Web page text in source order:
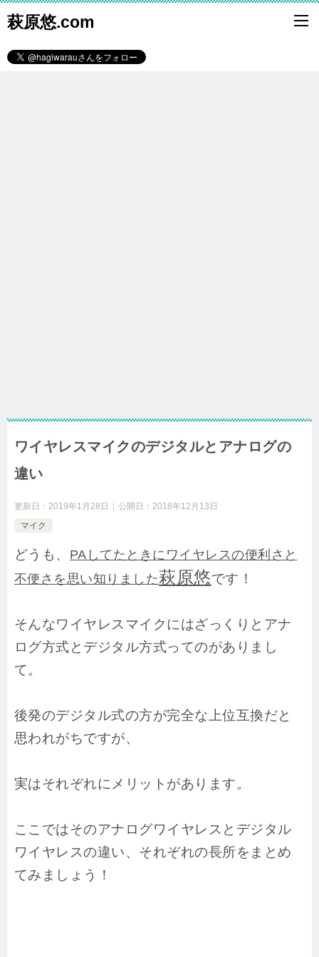
萩原悠.com
ワイヤレスマイクのデジタルとアナログの
違い
更新日： 2019年1月28日 公開日： 2018年12月13日
マイク
どうも、 PAしてたときにワイヤレスの便利さと
不便さを思い知りました萩原悠です！
そんなワイヤレスマイクにはざっくりとアナ
ログ方式とデジタル方式ってのがありまし
て。
後発のデジタル式の方が完全な上位互換だと
思われがちですが、
実はそれぞれにメリットがあります。
ここではそのアナログワイヤレスとデジタル
ワイヤレスの違い、それぞれの長所をまとめ
てみましょう！